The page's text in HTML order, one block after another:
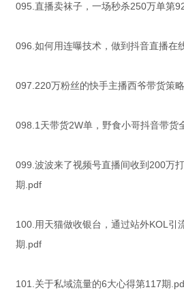
095.直播卖袜子，一场秒杀250万单第
096.如何用连曝技术，做到抖音直播在
097.220万粉丝的快手主播西爷带货策
098.1天带货2W单，野食小哥抖音带货
099.波波来了视频号直播间收到200万
期.pdf
100.用天猫做收银台，通过站外KOL引
期.pdf
101.关于私域流量的6大心得第117期